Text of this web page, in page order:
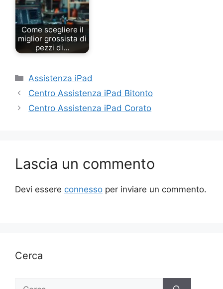
Come scegliere il
miglior grossista di
pezzi di…
Categorie
Assistenza iPad
Centro Assistenza iPad Bitonto
Centro Assistenza iPad Corato
Lascia un commento
Devi essere connesso per inviare un commento.
Cerca
Ricerca